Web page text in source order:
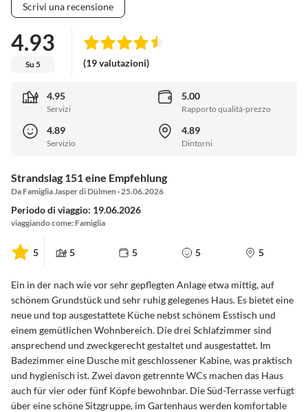
Scrivi una recensione
4.93
Su 5 (19 valutazioni)
4.95
Servizi
5.00
Rapporto qualità-prezzo
4.89
Servizio
4.89
Dintorni
Strandslag 151 eine Empfehlung
Da Famiglia Jasper di Dülmen · 25.06.2026
Periodo di viaggio: 19.06.2026
viaggiando come: Famiglia
5 5 5 5 5
Ein in der nach wie vor sehr gepflegten Anlage etwa mittig, auf
schönem Grundstück und sehr ruhig gelegenes Haus. Es bietet eine
neue und top ausgestattete Küche nebst schönem Esstisch und
einem gemütlichen Wohnbereich. Die drei Schlafzimmer sind
ansprechend und zweckgerecht gestaltet und ausgestattet. Im
Badezimmer eine Dusche mit geschlossener Kabine, was praktisch
und hygienisch ist. Zwei davon getrennte WCs machen das Haus
auch für vier oder fünf Köpfe bewohnbar. Die Süd-Terrasse verfügt
über eine schöne Sitzgruppe, im Gartenhaus werden komfortable